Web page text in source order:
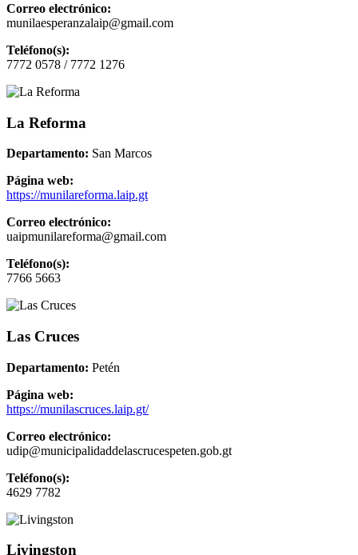
Correo electrónico:
munilaesperanzalaip@gmail.com
Teléfono(s):
7772 0578 / 7772 1276
La Reforma
Departamento: San Marcos
Página web:
https://munilareforma.laip.gt
Correo electrónico:
uaipmunilareforma@gmail.com
Teléfono(s):
7766 5663
Las Cruces
Departamento: Petén
Página web:
https://munilascruces.laip.gt/
Correo electrónico:
udip@municipalidaddelascrucespeten.gob.gt
Teléfono(s):
4629 7782
Livingston